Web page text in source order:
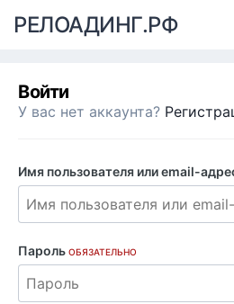
РЕЛОАДИНГ.РФ
Войти
У вас нет аккаунта?
Имя пользователя или email-
Пароль ОБЯЗАТЕЛЬНО